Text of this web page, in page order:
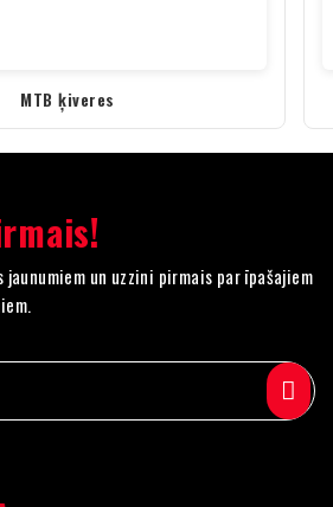
MTB ķiveres
un uzzini pirmais par īpašajiem